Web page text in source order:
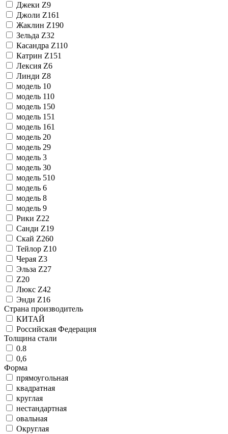
Джеки Z9
Джоли Z161
Жаклин Z190
Зельда Z32
Касандра Z110
Катрин Z151
Лексия Z6
Линди Z8
модель 10
модель 110
модель 150
модель 151
модель 161
модель 20
модель 29
модель 3
модель 30
модель 510
модель 6
модель 8
модель 9
Рики Z22
Санди Z19
Скай Z260
Тейлор Z10
Черая Z3
Эльза Z27
Z20
Люкс Z42
Энди Z16
Страна производитель
КИТАЙ
Российская Федерация
Толщина стали
0.8
0,6
Форма
прямоугольная
квадратная
круглая
нестандартная
овальная
Округлая